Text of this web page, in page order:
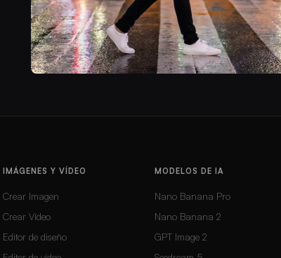
IMÁGENES Y VÍDEO
Crear Imagen
Crear Vídeo
Editor de diseño
MODELOS DE IA
Nano Banana Pro
Nano Banana 2
GPT Image 2